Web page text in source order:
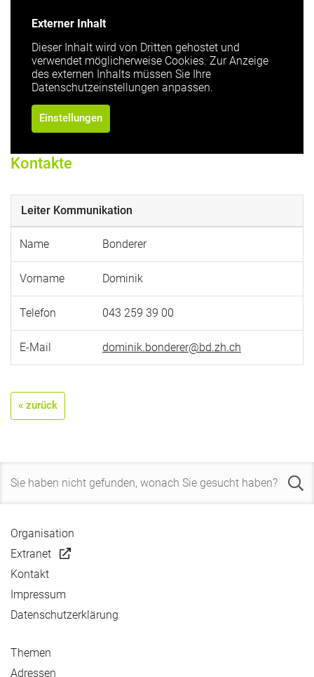
Externer Inhalt
Dieser Inhalt wird von Dritten gehostet und
verwendet möglicherweise Cookies. Zur Anzeige
des externen Inhalts müssen Sie Ihre
Datenschutzeinstellungen anpassen.
Einstellungen
Kontakte
Leiter Kommunikation
Name Bonderer
Vorname Dominik
Telefon 043 259 39 00
E-Mail dominik.bonderer@bd.zh.ch
« zurück
Organisation
Extranet
Kontakt
Impressum
Datenschutzerklärung
Themen
Adressen